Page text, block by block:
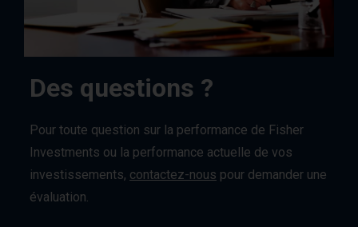
Des questions ?
Pour toute question sur la performance de Fisher
Investments ou la performance actuelle de vos
investissements, contactez-nous pour demander une
évaluation.